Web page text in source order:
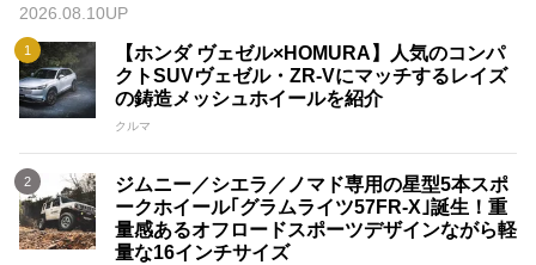
2026.08.10UP
【ホンダ ヴェゼル×HOMURA】人気のコンパ
クトSUVヴェゼル・ZR-Vにマッチするレイズ
の鋳造メッシュホイールを紹介
クルマ
ジムニー／シエラ／ノマド専用の星型5本スポ
ークホイール｢グラムライツ57FR-X｣誕生！重
量感あるオフロードスポーツデザインながら軽
量な16インチサイズ